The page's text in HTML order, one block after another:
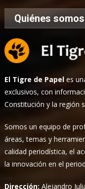
Quiénes somos
El Tigre de Papel es
exclusivos, con
Constitución y la región
Somos un equipo de
áreas, temas y
calidad periodística, el
la innovación en el
Dirección:Alejandro